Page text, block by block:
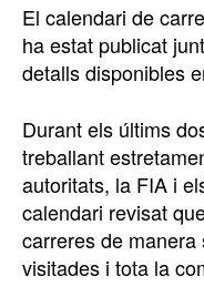
El calendari de
ha estat publicat
detalls disponibles
Durant els últims
treballant
autoritats, la FIA i
calendari revisat
carreres de
visitades i tota la